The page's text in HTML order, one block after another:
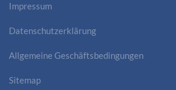
Impressum
Datenschutzerklärung
Allgemeine Geschäftsbedingungen
Sitemap